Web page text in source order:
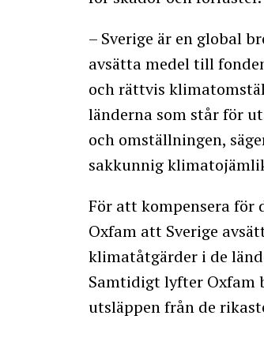
– Sverige är en global
avsätta medel till
och rättvis
länderna som står för
och omställningen,
sakkunnig
För att kompensera för
Oxfam att Sverige
klimatåtgärder i de
Samtidigt lyfter Oxfam
utsläppen från de